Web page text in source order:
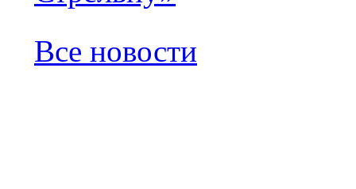
Все новости